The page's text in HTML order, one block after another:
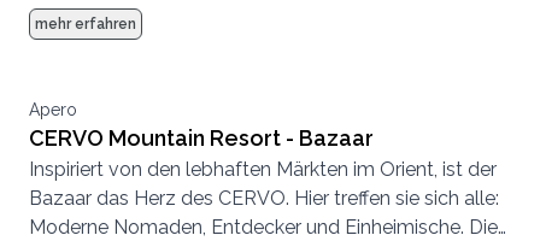
Hotspot und im Sommer eine entspannte
Sonnenterrasse.
mehr erfahren
Apero
CERVO Mountain Resort - Bazaar
Inspiriert von den lebhaften Märkten im Orient, ist der
Bazaar das Herz des CERVO. Hier treffen sie sich alle:
Moderne Nomaden, Entdecker und Einheimische. Die